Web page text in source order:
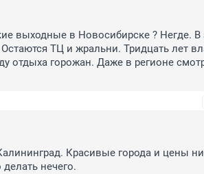
выходные в Новосибирске ? Негде. В
ТЦ и жральни. Тридцать лет
отдыха горожан. Даже в регионе
Красивые города и цены
нечего.